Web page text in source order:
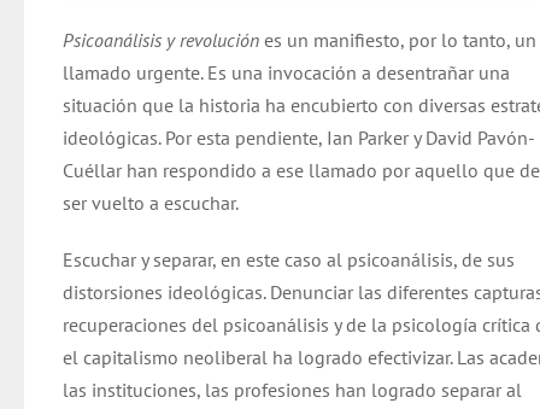
Psicoanálisis y revoluciónes un manifiesto, por lo tanto, un
llamado urgente. Es una invocación a desentrañar una
situación que la historia ha encubierto con diversas
ideológicas. Por esta pendiente, Ian Parker y David Pavón-
Cuéllar han respondido a ese llamado por aquello que
ser vuelto a escuchar.
Escuchar y separar, en este caso al psicoanálisis, de sus
distorsiones ideológicas. Denunciar las diferentes
recuperaciones del psicoanálisis y de la psicología crítica
el capitalismo neoliberal ha logrado efectivizar. Las
las instituciones, las profesiones han logrado separar al